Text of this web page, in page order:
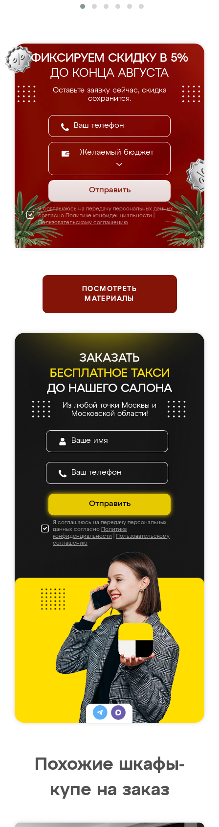
ФИКСИРУЕМ СКИДКУ В 5%
ДО КОНЦА АВГУСТА
Оставьте заявку сейчас, скидка
сохранится.
Желаемый бюджет
Отправить
Я соглашаюсь на передачу персональных данных
согласно Политике конфиденциальности
Пользовательскому соглашению
ПОСМОТРЕТЬ
МАТЕРИАЛЫ
ЗАКАЗАТЬ
БЕСПЛАТНОЕ ТАКСИ
ДО НАШЕГО САЛОНА
Из любой точки Москвы и
Московской области!
Отправить
Я соглашаюсь на передачу персональных
данных согласно Политике
конфиденциальности
Пользовательскому
соглашению
Похожие шкафы-
купе на заказ